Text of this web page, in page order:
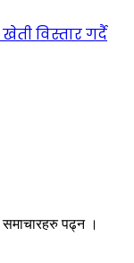
विस्तार गर्दै
पढ्न ।